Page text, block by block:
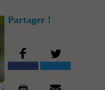
Partager !